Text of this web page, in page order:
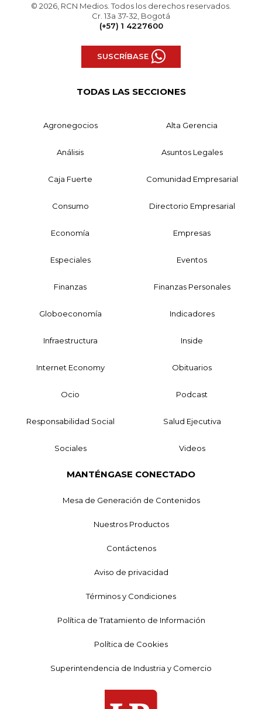
© 2026, RCN Medios. Todos los derechos reservados.
Cr. 13a 37-32, Bogotá
(+57) 1 4227600
SUSCRÍBASE
TODAS LAS SECCIONES
Agronegocios Alta Gerencia
Análisis Asuntos Legales
Caja Fuerte Comunidad Empresarial
Consumo Directorio Empresarial
Economía Empresas
Especiales Eventos
Finanzas Finanzas Personales
Globoeconomía Indicadores
Infraestructura Inside
Internet Economy Obituarios
Ocio Podcast
Responsabilidad Social Salud Ejecutiva
Sociales Videos
MANTÉNGASE CONECTADO
Mesa de Generación de Contenidos
Nuestros Productos
Contáctenos
Aviso de privacidad
Términos y Condiciones
Política de Tratamiento de Información
Política de Cookies
Superintendencia de Industria y Comercio